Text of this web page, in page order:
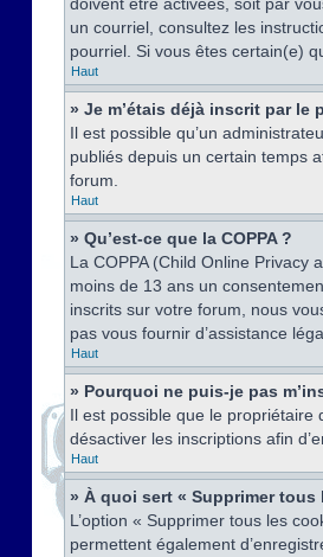
un courriel, consultez les
pourriel. Si vous êtes certain(e)
Haut
» Je m’étais déjà inscrit par le
Il est possible qu’un
publiés depuis un certain temps
forum.
Haut
» Qu’est-ce que la COPPA ?
La COPPA (Child Online Privacy
moins de 13 ans un
inscrits sur votre forum, nous
pas vous fournir d’assistance
Haut
» Pourquoi ne puis-je pas
Il est possible que le propriétaire
désactiver les inscriptions afin
Haut
» À quoi sert « Supprimer
L’option « Supprimer tous les
permettent également